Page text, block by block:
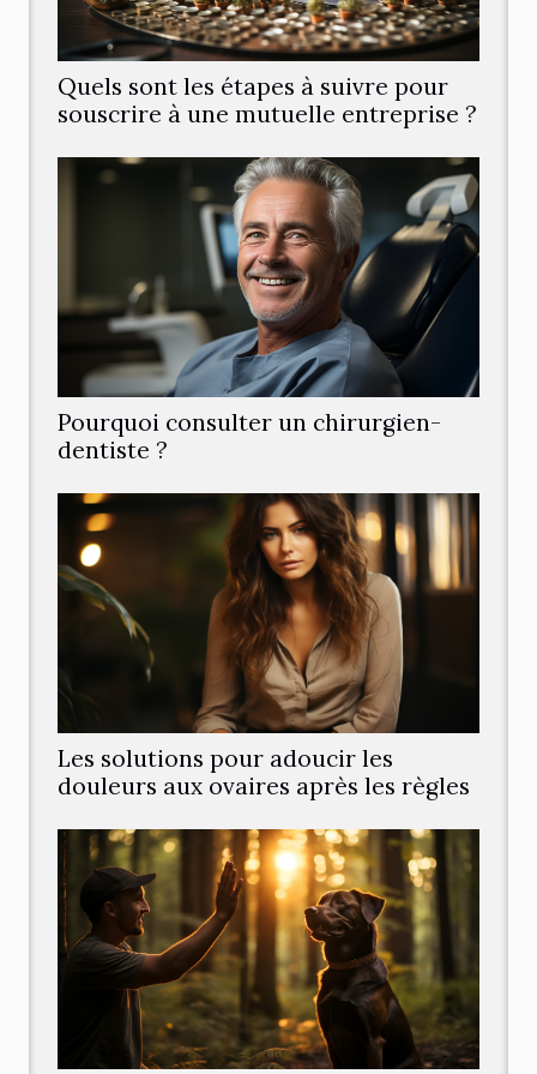
Quels sont les étapes à suivre pour
souscrire à une mutuelle entreprise ?
Pourquoi consulter un chirurgien-
dentiste ?
Les solutions pour adoucir les
douleurs aux ovaires après les règles